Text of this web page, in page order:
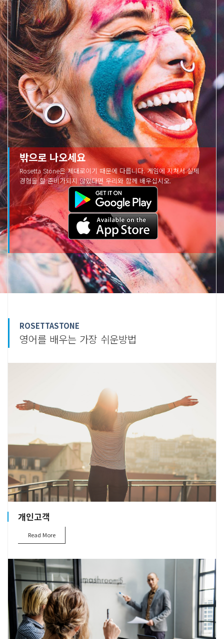
밖으로 나오세요
Rosetta Stone은 제대로이기 때문에 다릅니다. 게임에 지쳐서 실제
경험을 할 준비가되지 않았다면 우리와 함께 배우십시오.
ROSETTASTONE
영어를 배우는 가장 쉬운방법
개인고객
Read More